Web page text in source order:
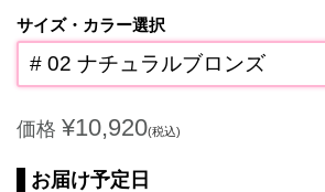
サイズ・カラー選択
# 02 ナチュラルブロンズ
価格 ¥10,920(税込)
お届け予定日